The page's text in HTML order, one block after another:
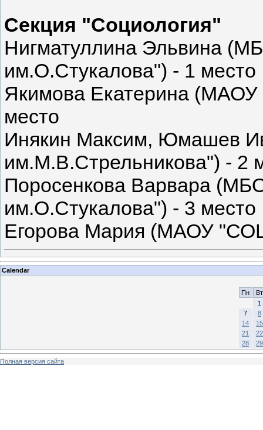
Секция "Социология"
Нигматуллина Эльвина
им.О.Стукалова") - 1 место
Якимова Екатерина
место
Инякин Максим, Юмашев
им.М.В.Стрельникова") - 2
Поросенкова Варвара
им.О.Стукалова") - 3 место
Егорова Мария (МАОУ
Calendar
Пн
Вт
1
7
8
14
15
21
22
28
29
Полная версия сайта